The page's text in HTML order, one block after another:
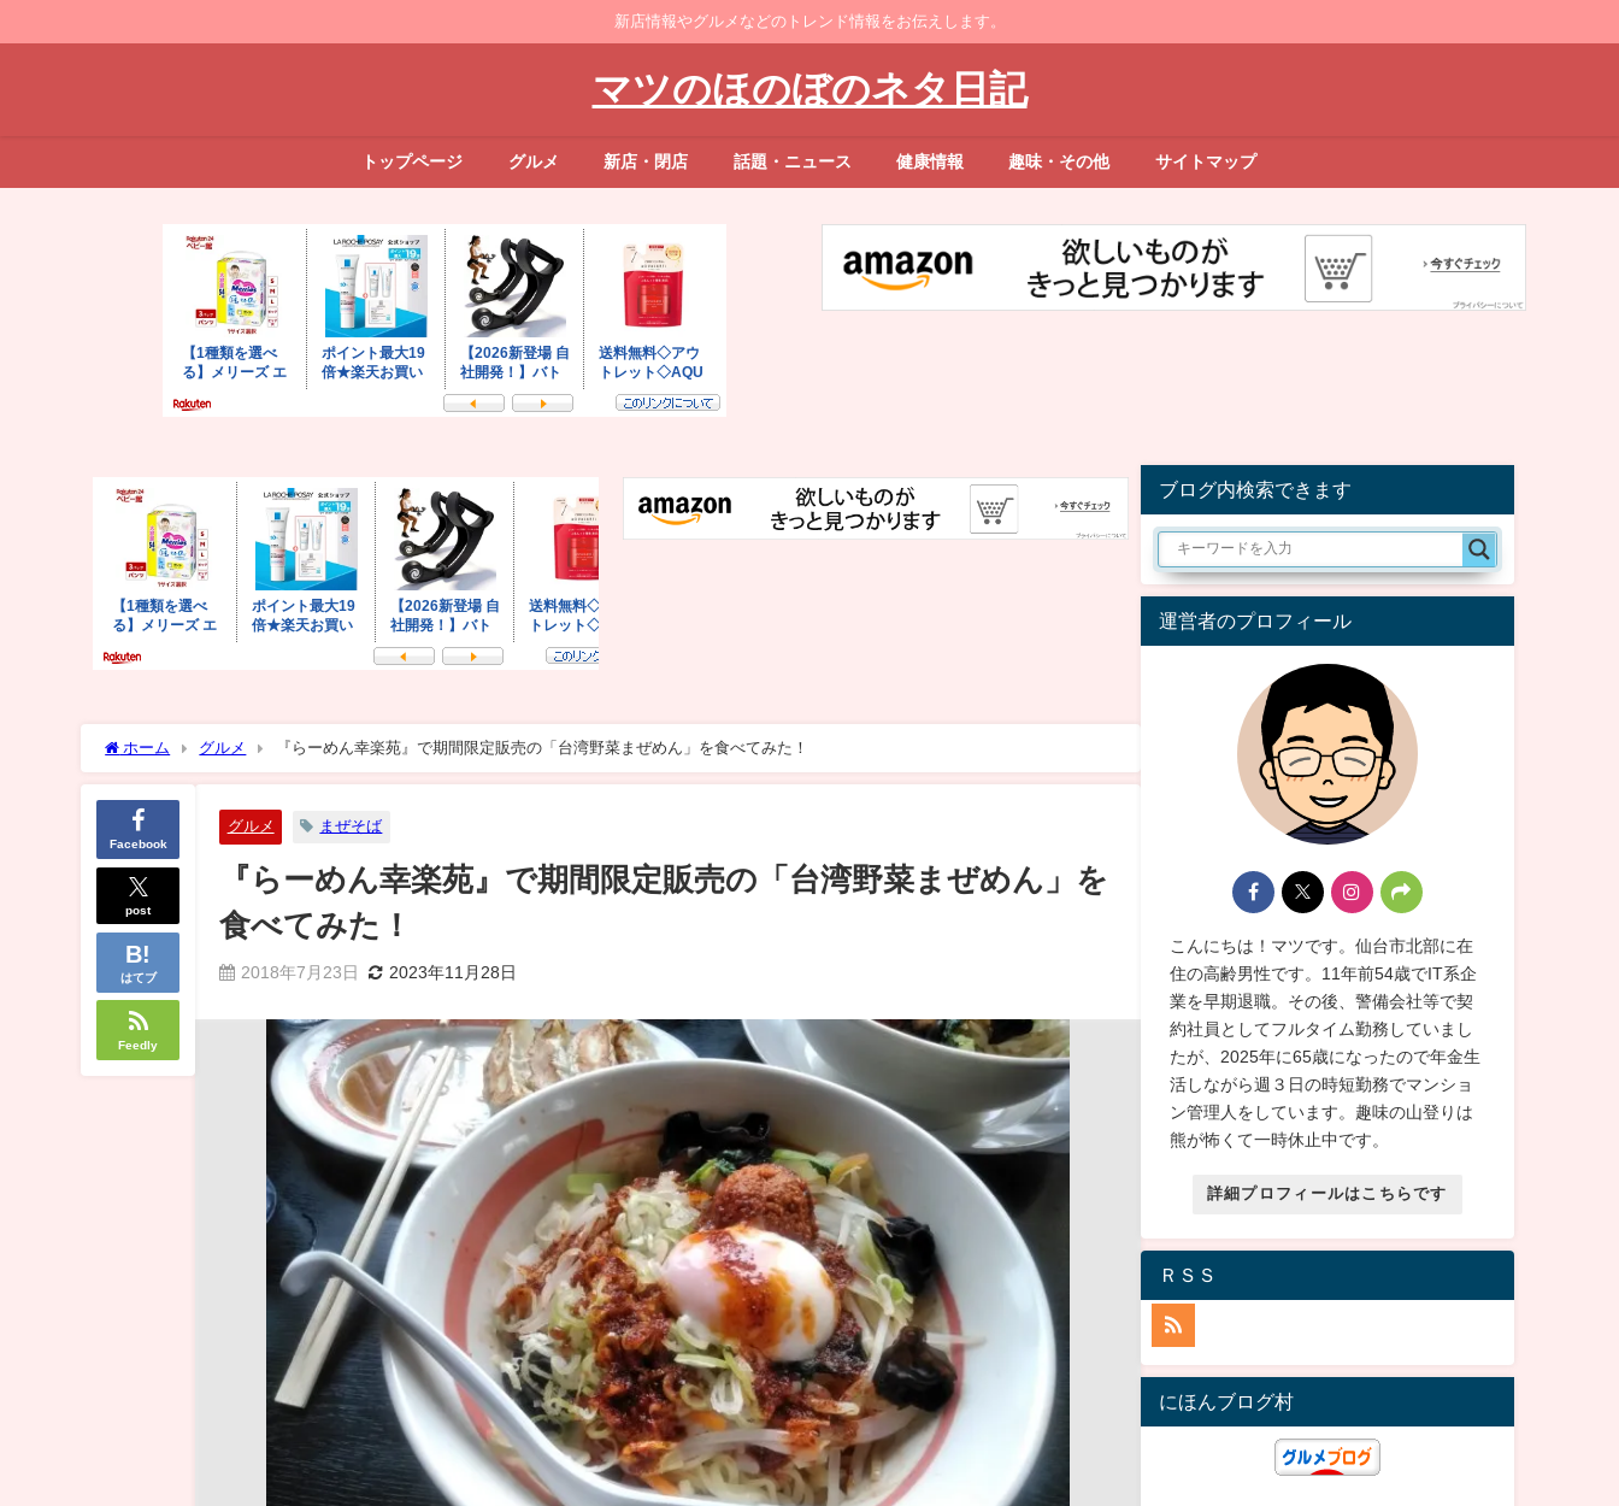
新店情報やグルメなどのトレンド情報をお伝えします。
マツのほのぼのネタ日記
トップページ グルメ 新店・閉店 話題・ニュース 健康情報 趣味・その他 サイトマップ
ホーム グルメ 『らーめん幸楽苑』で期間限定販売の「台湾野菜まぜめん」を食べてみた！
Facebook
post
はてブ
Feedly
グルメ まぜそば
『らーめん幸楽苑』で期間限定販売の「台湾野菜まぜめん」を
食べてみた！
2018年7月23日 2023年11月28日
ブログ内検索できます
運営者のプロフィール
こんにちは！マツです。仙台市北部に在
住の高齢男性です。11年前54歳でIT系企
業を早期退職。その後、警備会社等で契
約社員としてフルタイム勤務していまし
たが、2025年に65歳になったので年金生
活しながら週３日の時短勤務でマンショ
ン管理人をしています。趣味の山登りは
熊が怖くて一時休止中です。
詳細プロフィールはこちらです
ＲＳＳ
にほんブログ村